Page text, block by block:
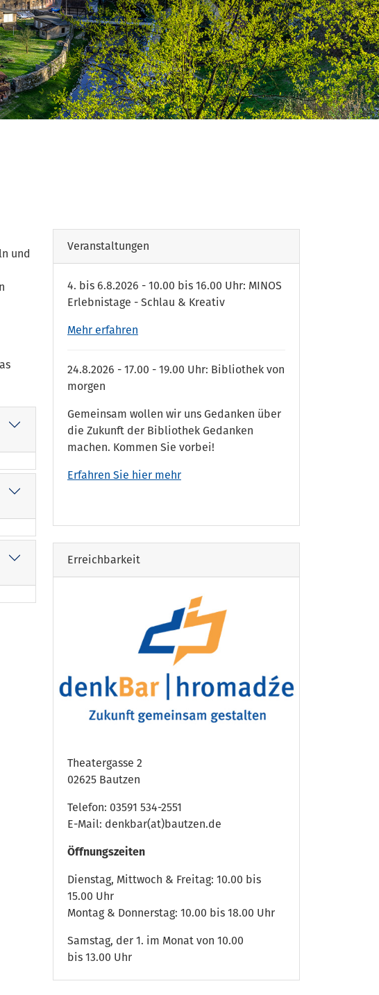
und
Veranstaltungen
4. bis 6.8.2026 - 10.00 bis 16.00 Uhr: MINOS
Erlebnistage - Schlau & Kreativ
Mehr erfahren
24.8.2026 - 17.00 - 19.00 Uhr: Bibliothek von
morgen
Gemeinsam wollen wir uns Gedanken über
die Zukunft der Bibliothek Gedanken
machen. Kommen Sie vorbei!
Erfahren Sie hier mehr
Erreichbarkeit
Theatergasse 2
02625 Bautzen
Telefon: 03591 534-2551
E-Mail: denkbar(at)bautzen.de
Öffnungszeiten
Dienstag, Mittwoch & Freitag: 10.00 bis
15.00 Uhr
Montag & Donnerstag: 10.00 bis 18.00 Uhr
Samstag, der 1. im Monat von 10.00
bis 13.00 Uhr